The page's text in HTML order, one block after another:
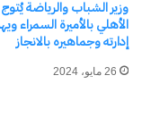
الدماطي في
وزير الشباب والرياضة يُتوج
الأهلي بالأميرة السمراء
إدارته وجماهيره بالانجاز
26 مايو، 2024